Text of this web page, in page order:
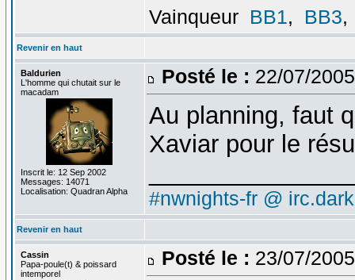
Vainqueur BB1, BB3,
Revenir en haut
Baldurien
L'homme qui chutait sur le
macadam
Inscrit le: 12 Sep 2002
Messages: 14071
Localisation: Quadran Alpha
Posté le : 22/07/
Au planning, faut
Xaviar pour le
#nwnights-fr @
Revenir en haut
Cassin
Papa-poule(t) & poissard
intemporel
Posté le : 23/07/